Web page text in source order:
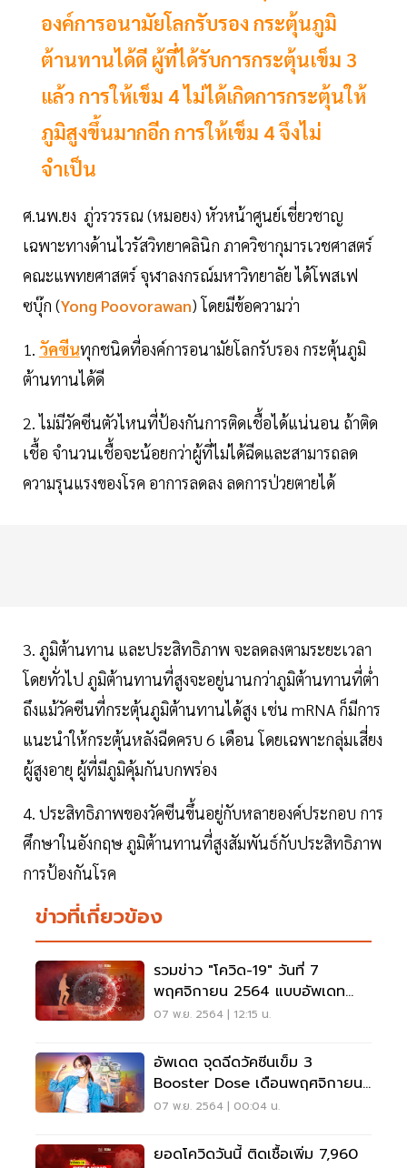
องค์การอนามัยโลกรับรอง กระตุ้นภูมิ
ต้านทานได้ดี ผู้ที่ได้รับการกระตุ้นเข็ม 3
แล้ว การให้เข็ม 4 ไม่ได้เกิดการกระตุ้นให้
ภูมิสูงขึ้นมากอีก การให้เข็ม 4 จึงไม่
จำเป็น
ศ.นพ.ยง ภู่วรวรรณ (หมอยง) หัวหน้าศูนย์เชี่ยวชาญ
เฉพาะทางด้านไวรัสวิทยาคลินิก ภาควิชากุมารเวชศาสตร์
คณะแพทยศาสตร์ จุฬาลงกรณ์มหาวิทยาลัย ได้โพสเฟ
ซบุ๊ก (Yong Poovorawan) โดยมีข้อความว่า
1. วัคซีนทุกชนิดที่องค์การอนามัยโลกรับรอง กระตุ้นภูมิ
ต้านทานได้ดี
2. ไม่มีวัคซีนตัวไหนที่ป้องกันการติดเชื้อได้แน่นอน ถ้าติด
เชื้อ จำนวนเชื้อจะน้อยกว่าผู้ที่ไม่ได้ฉีดและสามารถลด
ความรุนแรงของโรค อาการลดลง ลดการป่วยตายได้
3. ภูมิต้านทาน และประสิทธิภาพ จะลดลงตามระยะเวลา
โดยทั่วไป ภูมิต้านทานที่สูงจะอยู่นานกว่าภูมิต้านทานที่ต่ำ
ถึงแม้วัคซีนที่กระตุ้นภูมิต้านทานได้สูง เช่น mRNA ก็มีการ
แนะนำให้กระตุ้นหลังฉีดครบ 6 เดือน โดยเฉพาะกลุ่มเสี่ยง
ผู้สูงอายุ ผู้ที่มีภูมิคุ้มกันบกพร่อง
4. ประสิทธิภาพของวัคซีนขึ้นอยู่กับหลายองค์ประกอบ การ
ศึกษาในอังกฤษ ภูมิต้านทานที่สูงสัมพันธ์กับประสิทธิภาพ
การป้องกันโรค
ข่าวที่เกี่ยวข้อง
รวมข่าว "โควิด-19" วันที่ 7
พฤศจิกายน 2564 แบบอัพเดท
ล่าสุด
07 พ.ย. 2564 | 12:15 น.
อัพเดต จุดฉีดวัคซีนเข็ม 3
Booster Dose เดือนพฤศจิกายน
2564 ที่นี่
07 พ.ย. 2564 | 00:04 น.
ยอดโควิดวันนี้ ติดเชื้อเพิ่ม 7,960